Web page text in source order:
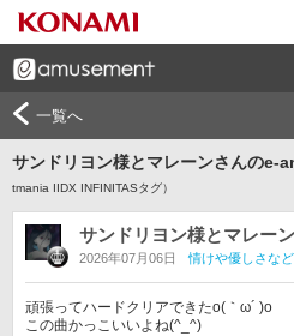
一覧へ
サンドリヨン様とマレーンさんのe-
tmania IIDX INFINITASタグ）
サンドリヨン様とマレーン
2026年07月06日 情けや優しさなど
頑張ってハードクリアできたo(｀ω´ )o
この曲かっこいいよね(^_^)